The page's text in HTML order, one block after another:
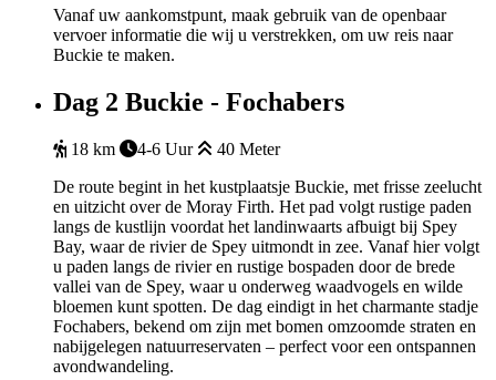
Vanaf uw aankomstpunt, maak gebruik van de openbaar
vervoer informatie die wij u verstrekken, om uw reis naar
Buckie te maken.
Dag 2 Buckie - Fochabers
18 km 4-6 Uur
40 Meter
De route begint in het kustplaatsje Buckie, met frisse zeelucht
en uitzicht over de Moray Firth. Het pad volgt rustige paden
langs de kustlijn voordat het landinwaarts afbuigt bij Spey
Bay, waar de rivier de Spey uitmondt in zee. Vanaf hier volgt
u paden langs de rivier en rustige bospaden door de brede
vallei van de Spey, waar u onderweg waadvogels en wilde
bloemen kunt spotten. De dag eindigt in het charmante stadje
Fochabers, bekend om zijn met bomen omzoomde straten en
nabijgelegen natuurreservaten – perfect voor een ontspannen
avondwandeling.